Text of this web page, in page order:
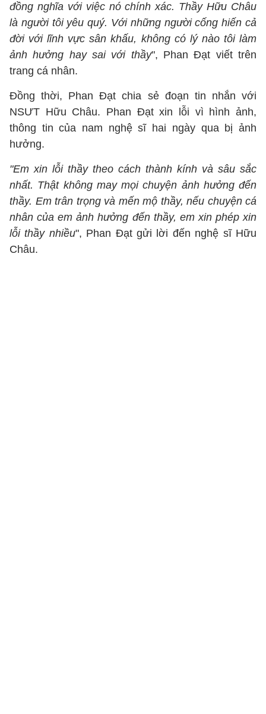
đồng nghĩa với việc nó chính xác. Thầy Hữu Châu
là người tôi yêu quý. Với những người cống hiến cả
đời với lĩnh vực sân khấu, không có lý nào tôi làm
ảnh hưởng hay sai với thầy", Phan Đạt viết trên
trang cá nhân.
Đồng thời, Phan Đạt chia sẻ đoạn tin nhắn với
NSƯT Hữu Châu. Phan Đạt xin lỗi vì hình ảnh,
thông tin của nam nghệ sĩ hai ngày qua bị ảnh
hưởng.
"Em xin lỗi thầy theo cách thành kính và sâu sắc
nhất. Thật không may mọi chuyện ảnh hưởng đến
thầy. Em trân trọng và mến mộ thầy, nếu chuyện cá
nhân của em ảnh hưởng đến thầy, em xin phép xin
lỗi thầy nhiều", Phan Đạt gửi lời đến nghệ sĩ Hữu
Châu.